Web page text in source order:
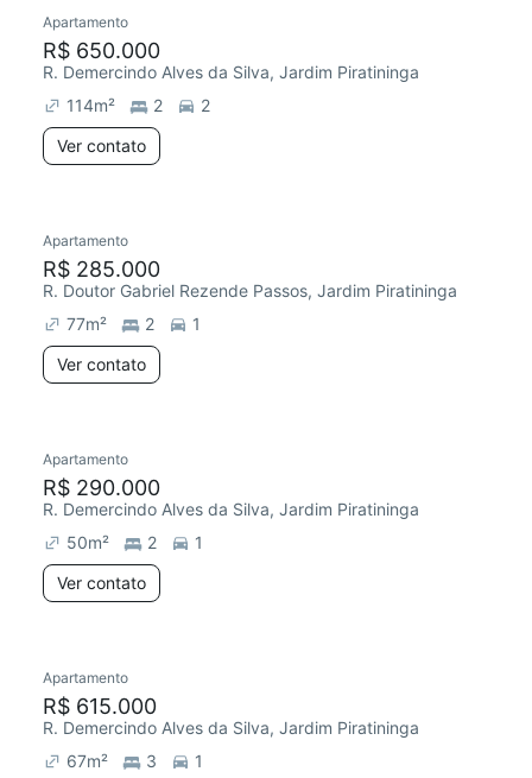
Redecorar
Apartamento
R$ 650.000
R. Demercindo Alves da Silva, Jardim Piratininga
114m² 2
2
Ver contato
Chegou há 5 dias
Apartamento
R$ 285.000
R. Doutor Gabriel Rezende Passos, Jardim Piratininga
77m² 2
1
Ver contato
Redecorar
Apartamento
R$ 290.000
R. Demercindo Alves da Silva, Jardim Piratininga
50m² 2
1
Ver contato
Apartamento
R$ 615.000
R. Demercindo Alves da Silva, Jardim Piratininga
67m² 3
1